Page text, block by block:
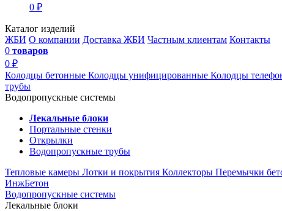
0 ₽
Каталог изделий
ЖБИ О компании Доставка ЖБИ Частным клиентам Контакты
0 товаров
0 ₽
Колодцы бетонные Колодцы унифицированные Колодцы
трубы
Водопропускные системы
Лекальные блоки
Портальные стенки
Открылки
Водопропускные трубы
Тепловые камеры Лотки и покрытия Коллекторы Перемычки
ИнжБетон
Водопропускные системы
Лекальные блоки